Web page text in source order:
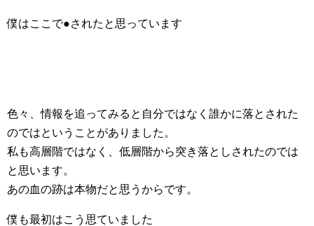
僕はここで●されたと思っています
色々、情報を追ってみると自分ではなく誰かに落とされた
のではということがありました。
私も高層階ではなく、低層階から突き落としされたのでは
と思います。
あの血の跡は本物だと思うからです。
僕も最初はこう思ていました